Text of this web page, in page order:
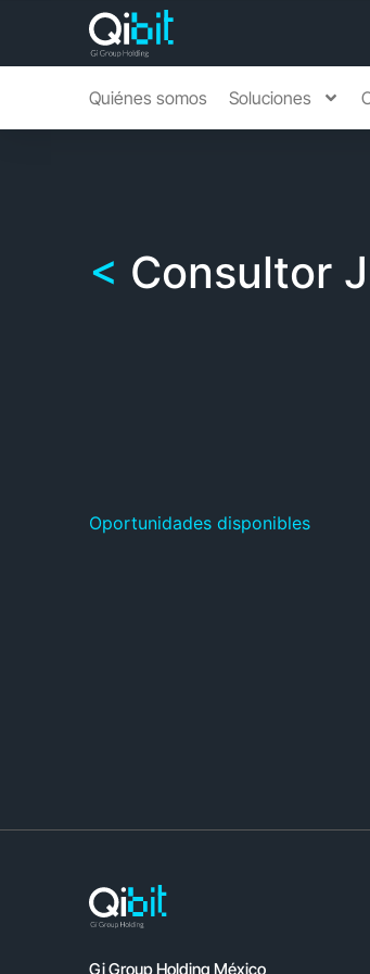
Quiénes somos Soluciones
Consultor
Oportunidades disponibles
Gi Group Holding México